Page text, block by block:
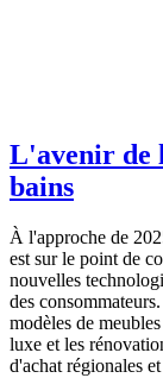
L'avenir de
bains
À l'approche de
est sur le point de
nouvelles
des
modèles de
luxe et les
d'achat régionales